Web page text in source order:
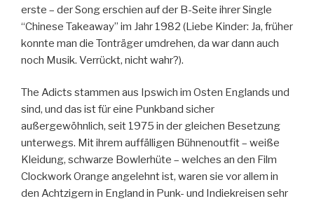
erste – der Song erschien auf der B-Seite ihrer Single
“Chinese Takeaway” im Jahr 1982 (Liebe Kinder: Ja, früher
konnte man die Tonträger umdrehen, da war dann auch
noch Musik. Verrückt, nicht wahr?).
The Adicts stammen aus Ipswich im Osten Englands und
sind, und das ist für eine Punkband sicher
außergewöhnlich, seit 1975 in der gleichen Besetzung
unterwegs. Mit ihrem auffälligen Bühnenoutfit – weiße
Kleidung, schwarze Bowlerhüte – welches an den Film
Clockwork Orange angelehnt ist, waren sie vor allem in
den Achtzigern in England in Punk- und Indiekreisen sehr